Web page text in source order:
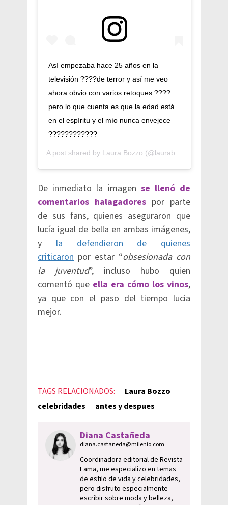
Así empezaba hace 25 años en la
televisión ????de terror y así me veo
ahora obvio con varios retoques ????
pero lo que cuenta es que la edad está
en el espíritu y el mío nunca envejece
????????????
A post shared by Laura Bozzo (@laurabozzo_of) on
De inmediato la imagen se llenó de
comentarios halagadores por parte
de sus fans, quienes aseguraron que
lucía igual de bella en ambas imágenes,
y la defendieron de quienes
criticaron por estar “obsesionada con
la juventud”, incluso hubo quien
comentó que ella era cómo los vinos,
ya que con el paso del tiempo lucia
mejor.
TAGS RELACIONADOS:
Laura Bozzo
celebridades
antes y despues
Diana Castañeda
diana.castaneda@milenio.com
Coordinadora editorial de Revista
Fama, me especializo en temas
de estilo de vida y celebridades,
pero disfruto especialmente
escribir sobre moda y belleza,